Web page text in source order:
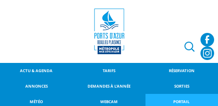
Port de Beaulieu-
sur-Mer
SITE OFFICIEL DU PORT DE
BEAULIEU-SUR-MER
ACTU & AGENDA TARIFS RÉSERVATION
ANNONCES DEMANDES À L’ANNÉE SORTIES
MÉTÉO WEBCAM PORTAIL